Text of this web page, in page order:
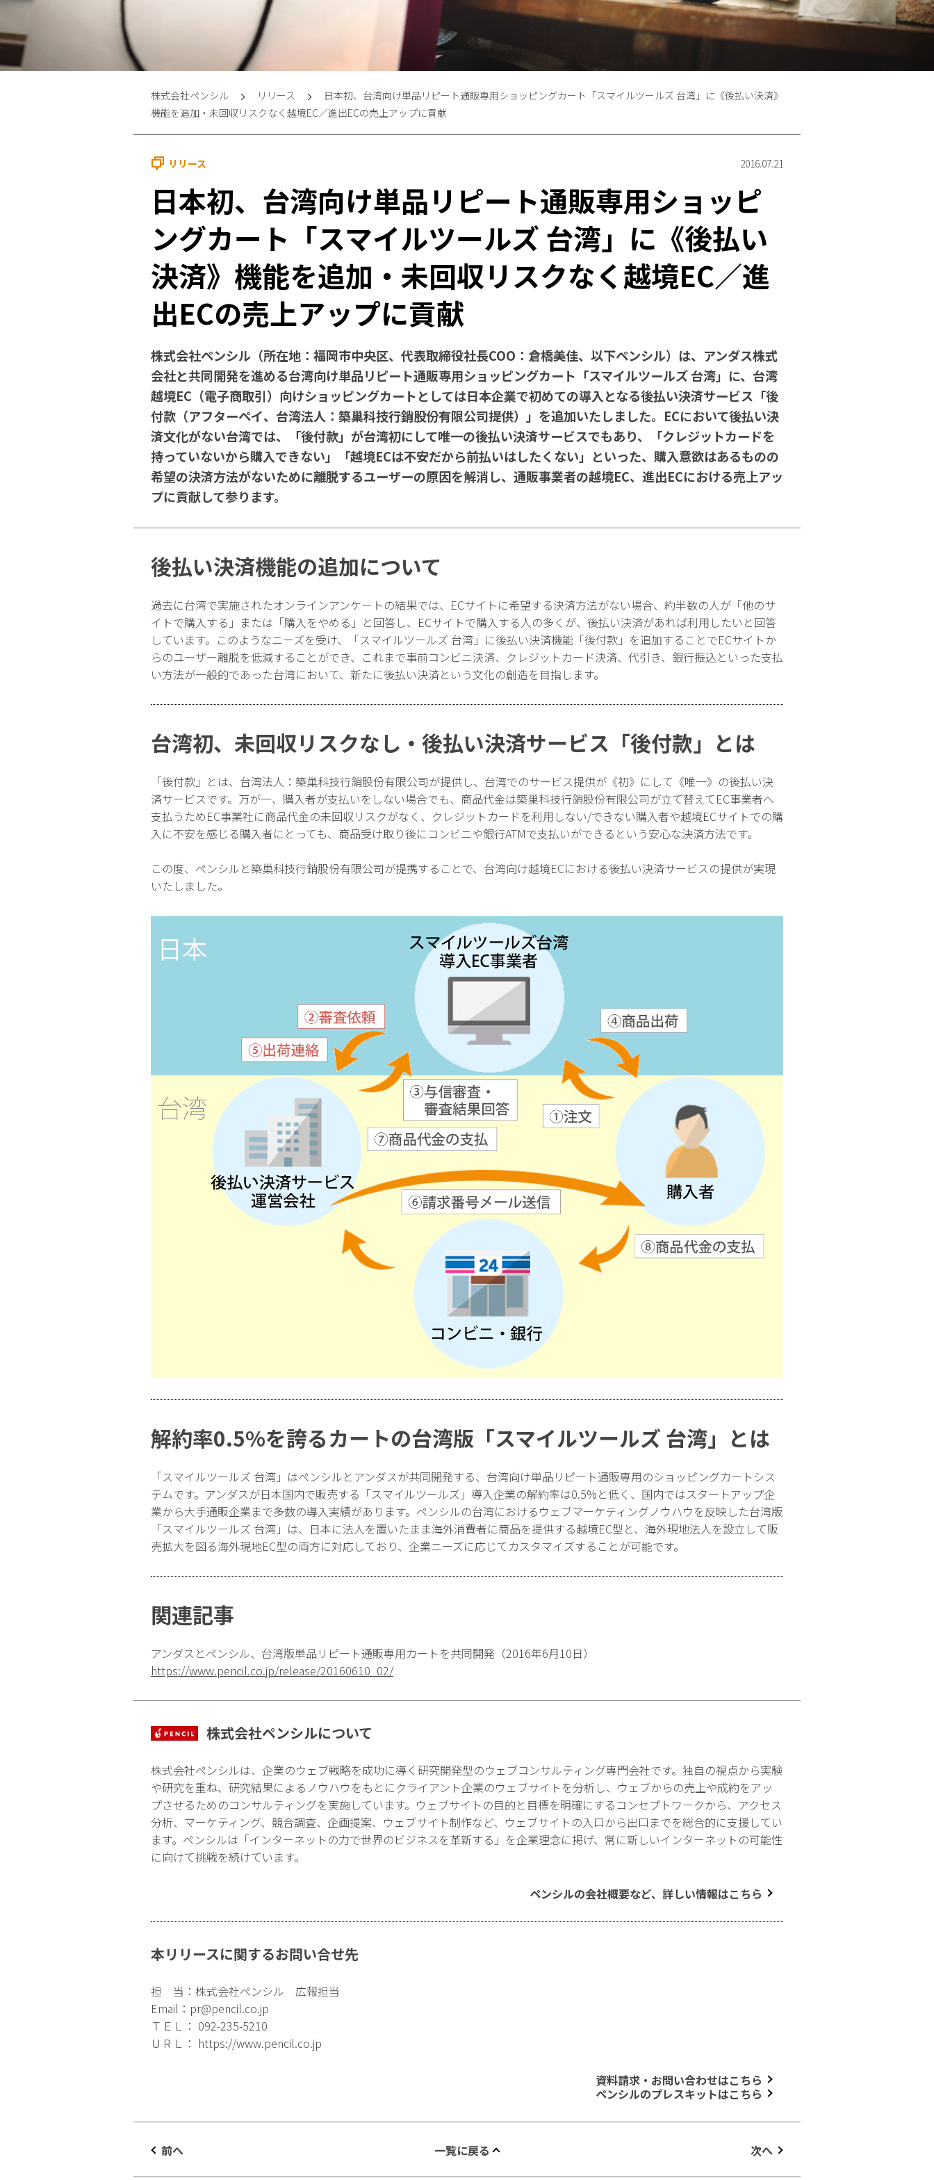
株式会社ペンシル リリース
日本初、台湾向け単品リピート通販専用ショッピングカート「スマイルツールズ 台湾」に《後払い決済》
機能を追加・未回収リスクなく越境EC／進出ECの売上アップに貢献
リリース 2016.07.21
日本初、台湾向け単品リピート通販専用ショッピ
ングカート「スマイルツールズ 台湾」に《後払い
決済》機能を追加・未回収リスクなく越境EC／進
出ECの売上アップに貢献
株式会社ペンシル（所在地：福岡市中央区、代表取締役社長COO：倉橋美佳、以下ペンシル）は、アンダス株式
会社と共同開発を進める台湾向け単品リピート通販専用ショッピングカート「スマイルツールズ 台湾」に、台湾
越境EC（電子商取引）向けショッピングカートとしては日本企業で初めての導入となる後払い決済サービス「後
付款（アフターペイ、台湾法人：築巢科技行銷股份有限公司提供）」を追加いたしました。ECにおいて後払い決
済文化がない台湾では、「後付款」が台湾初にして唯一の後払い決済サービスでもあり、「クレジットカードを
持っていないから購入できない」「越境ECは不安だから前払いはしたくない」といった、購入意欲はあるものの
希望の決済方法がないために離脱するユーザーの原因を解消し、通販事業者の越境EC、進出ECにおける売上アッ
プに貢献して参ります。
後払い決済機能の追加について
過去に台湾で実施されたオンラインアンケートの結果では、ECサイトに希望する決済方法がない場合、約半数の人が「他のサ
イトで購入する」または「購入をやめる」と回答し、ECサイトで購入する人の多くが、後払い決済があれば利用したいと回答
しています。このようなニーズを受け、「スマイルツールズ 台湾」に後払い決済機能「後付款」を追加することでECサイトか
らのユーザー離脱を低減することができ、これまで事前コンビニ決済、クレジットカード決済、代引き、銀行振込といった支払
い方法が一般的であった台湾において、新たに後払い決済という文化の創造を目指します。
台湾初、未回収リスクなし・後払い決済サービス「後付款」とは
「後付款」とは、台湾法人：築巢科技行銷股份有限公司が提供し、台湾でのサービス提供が《初》にして《唯一》の後払い決
済サービスです。万が一、購入者が支払いをしない場合でも、商品代金は築巢科技行銷股份有限公司が立て替えてEC事業者へ
支払うためEC事業社に商品代金の未回収リスクがなく、クレジットカードを利用しない/できない購入者や越境ECサイトでの購
入に不安を感じる購入者にとっても、商品受け取り後にコンビニや銀行ATMで支払いができるという安心な決済方法です。
この度、ペンシルと築巢科技行銷股份有限公司が提携することで、台湾向け越境ECにおける後払い決済サービスの提供が実現
いたしました。
解約率0.5%を誇るカートの台湾版「スマイルツールズ 台湾」とは
「スマイルツールズ 台湾」はペンシルとアンダスが共同開発する、台湾向け単品リピート通販専用のショッピングカートシス
テムです。アンダスが日本国内で販売する「スマイルツールズ」導入企業の解約率は0.5%と低く、国内ではスタートアップ企
業から大手通販企業まで多数の導入実績があります。ペンシルの台湾におけるウェブマーケティングノウハウを反映した台湾版
「スマイルツールズ 台湾」は、日本に法人を置いたまま海外消費者に商品を提供する越境EC型と、海外現地法人を設立して販
売拡大を図る海外現地EC型の両方に対応しており、企業ニーズに応じてカスタマイズすることが可能です。
関連記事
アンダスとペンシル、台湾版単品リピート通販専用カートを共同開発（2016年6月10日）
https://www.pencil.co.jp/release/20160610_02/
株式会社ペンシルについて
株式会社ペンシルは、企業のウェブ戦略を成功に導く研究開発型のウェブコンサルティング専門会社です。独自の視点から実験
や研究を重ね、研究結果によるノウハウをもとにクライアント企業のウェブサイトを分析し、ウェブからの売上や成約をアッ
プさせるためのコンサルティングを実施しています。ウェブサイトの目的と目標を明確にするコンセプトワークから、アクセス
分析、マーケティング、競合調査、企画提案、ウェブサイト制作など、ウェブサイトの入口から出口までを総合的に支援してい
ます。ペンシルは「インターネットの力で世界のビジネスを革新する」を企業理念に掲げ、常に新しいインターネットの可能性
に向けて挑戦を続けています。
ペンシルの会社概要など、詳しい情報はこちら
本リリースに関するお問い合せ先
担 当：株式会社ペンシル 広報担当
Email： pr@pencil.co.jp
ＴＥＬ： 092-235-5210
ＵＲＬ： https://www.pencil.co.jp
資料請求・お問い合わせはこちら
ペンシルのプレスキットはこちら
前へ 一覧に戻る 次へ